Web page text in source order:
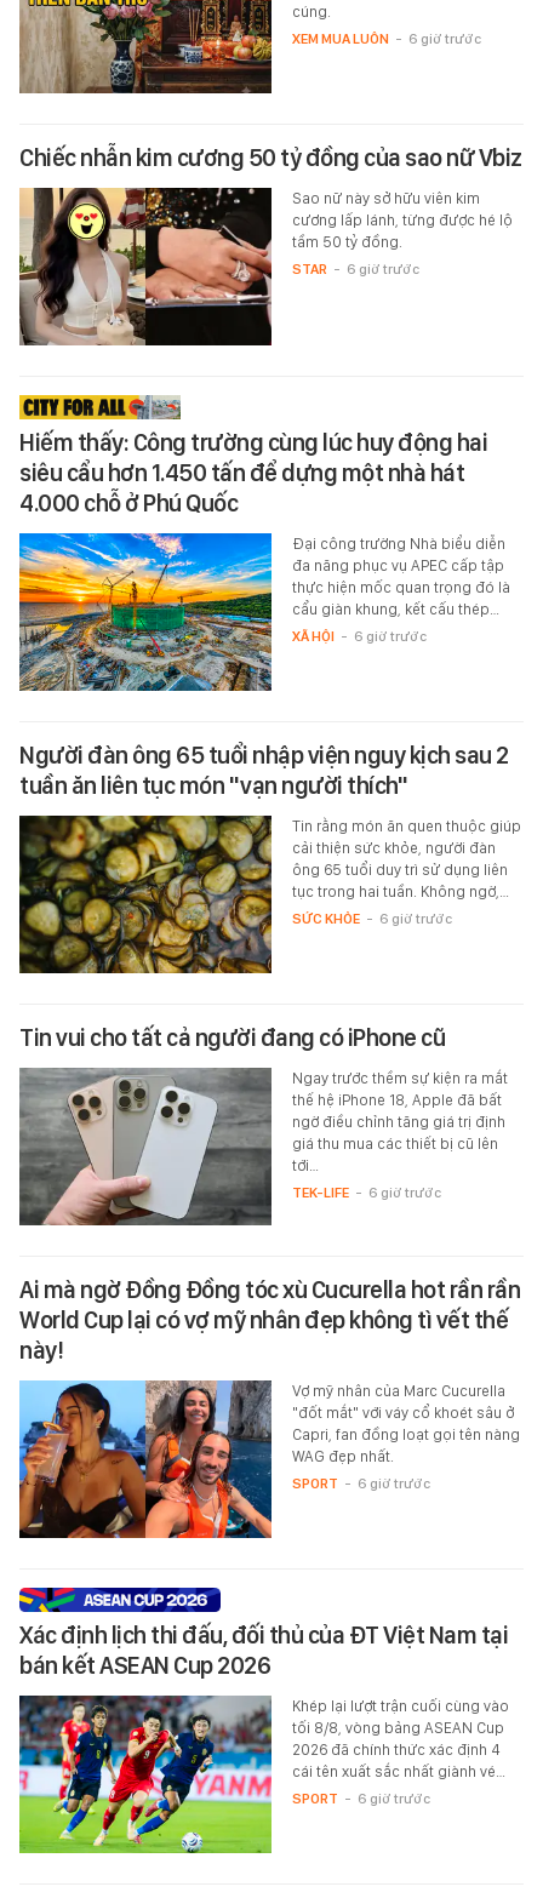
cúng.
XEM MUA LUÔN - 6 giờ trước
Chiếc nhẫn kim cương 50 tỷ đồng của sao nữ Vbiz
Sao nữ này sở hữu viên kim
cương lấp lánh, từng được hé lộ
tầm 50 tỷ đồng.
STAR - 6 giờ trước
Hiếm thấy: Công trường cùng lúc huy động hai
siêu cẩu hơn 1.450 tấn để dựng một nhà hát
4.000 chỗ ở Phú Quốc
Đại công trường Nhà biểu diễn
đa năng phục vụ APEC cấp tập
thực hiện mốc quan trọng đó là
cẩu giàn khung, kết cấu thép…
XÃ HỘI - 6 giờ trước
Người đàn ông 65 tuổi nhập viện nguy kịch sau 2
tuần ăn liên tục món "vạn người thích"
Tin rằng món ăn quen thuộc giúp
cải thiện sức khỏe, người đàn
ông 65 tuổi duy trì sử dụng liên
tục trong hai tuần. Không ngờ,…
SỨC KHỎE - 6 giờ trước
Tin vui cho tất cả người đang có iPhone cũ
Ngay trước thềm sự kiện ra mắt
thế hệ iPhone 18, Apple đã bất
ngờ điều chỉnh tăng giá trị định
giá thu mua các thiết bị cũ lên
tới…
TEK-LIFE - 6 giờ trước
Ai mà ngờ Đồng Đồng tóc xù Cucurella hot rần rần
World Cup lại có vợ mỹ nhân đẹp không tì vết thế
này!
Vợ mỹ nhân của Marc Cucurella
"đốt mắt" với váy cổ khoét sâu ở
Capri, fan đồng loạt gọi tên nàng
WAG đẹp nhất.
SPORT - 6 giờ trước
Xác định lịch thi đấu, đối thủ của ĐT Việt Nam tại
bán kết ASEAN Cup 2026
Khép lại lượt trận cuối cùng vào
tối 8/8, vòng bảng ASEAN Cup
2026 đã chính thức xác định 4
cái tên xuất sắc nhất giành vé…
SPORT - 6 giờ trước